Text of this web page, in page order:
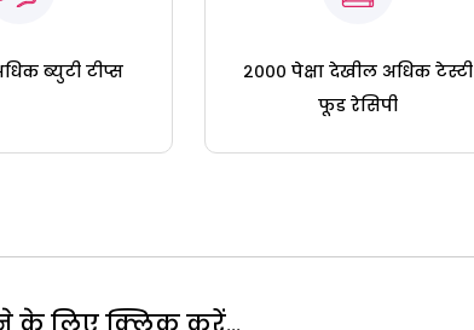
ब्युटी टीप्स
२००० पेक्षा देखील अधिक टेस्टी
फूड रेसिपी